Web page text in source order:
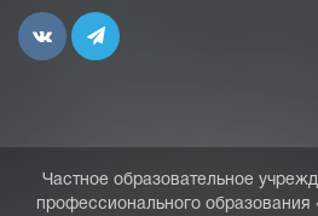
Частное образовательное
профессионального